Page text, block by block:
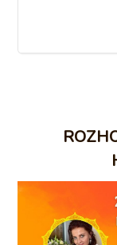
Video
přehrávač